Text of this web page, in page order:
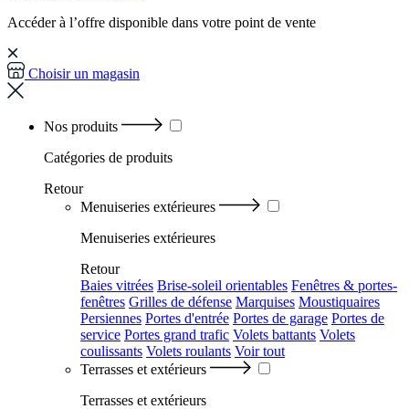
Accéder à l’offre disponible dans votre point de vente
Choisir un magasin
Nos produits
Catégories de produits
Retour
Menuiseries extérieures
Menuiseries extérieures
Retour
Baies vitrées Brise-soleil orientables Fenêtres & portes-
fenêtres Grilles de défense Marquises Moustiquaires
Persiennes Portes d'entrée Portes de garage Portes de
service Portes grand trafic Volets battants Volets
coulissants Volets roulants Voir tout
Terrasses et extérieurs
Terrasses et extérieurs